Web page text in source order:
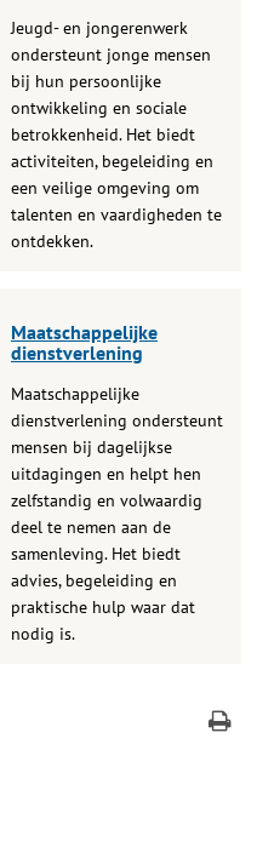
Jeugd- en jongerenwerk
ondersteunt jonge mensen
bij hun persoonlijke
ontwikkeling en sociale
betrokkenheid. Het biedt
activiteiten, begeleiding en
een veilige omgeving om
talenten en vaardigheden te
ontdekken.
Maatschappelijke
dienstverlening
Maatschappelijke
dienstverlening ondersteunt
mensen bij dagelijkse
uitdagingen en helpt hen
zelfstandig en volwaardig
deel te nemen aan de
samenleving. Het biedt
advies, begeleiding en
praktische hulp waar dat
nodig is.